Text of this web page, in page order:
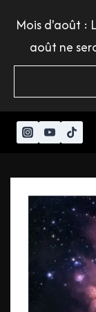
Mois d'août :
août ne